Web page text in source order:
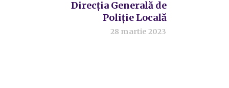
Direcția Generală de
Poliție Locală
28 martie 2023